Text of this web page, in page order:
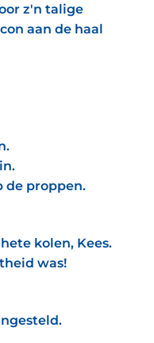
z'n talige
aan de haal
de proppen.
kolen, Kees.
was!